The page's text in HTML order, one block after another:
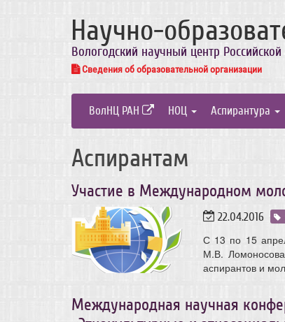
Научно-
Вологодский научный центр
Сведения об образовательной организации
ВолНЦ РАН НОЦ Аспирантура
Аспирантам
Участие в Международном
22.04.2016
С 13 по 15
М.В.
аспирантов и
Международная научная